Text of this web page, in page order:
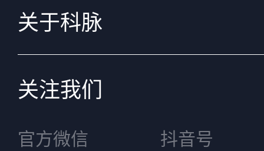
关于科脉
关注我们
官方微信 抖音号